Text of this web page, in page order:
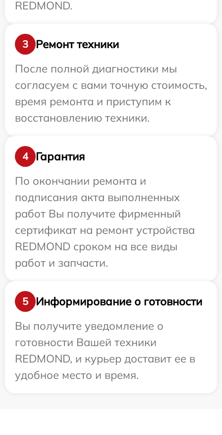
REDMOND.
3
Ремонт техники
После полной диагностики мы
согласуем с вами точную стоимость,
время ремонта и приступим к
восстановлению техники.
4
Гарантия
По окончании ремонта и
подписания акта выполненных
работ Вы получите фирменный
сертификат на ремонт устройства
REDMOND сроком на все виды
работ и запчасти.
5
Информирование о готовности
Вы получите уведомление о
готовности Вашей техники
REDMOND, и курьер доставит ее в
удобное место и время.